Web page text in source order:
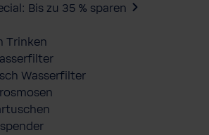
Bis zu 35 % sparen
Trinken
Wasserfilter